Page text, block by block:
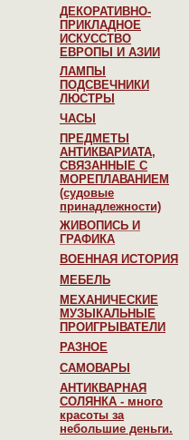
ДЕКОРАТИВНО-
ПРИКЛАДНОЕ
ИСКУССТВО
ЕВРОПЫ И АЗИИ
ЛАМПЫ
ПОДСВЕЧНИКИ
ЛЮСТРЫ
ЧАСЫ
ПРЕДМЕТЫ
АНТИКВАРИАТА,
СВЯЗАННЫЕ С
МОРЕПЛАВАНИЕМ
(судовые
принадлежности)
ЖИВОПИСЬ И
ГРАФИКА
ВОЕННАЯ ИСТОРИЯ
МЕБЕЛЬ
МЕХАНИЧЕСКИЕ
МУЗЫКАЛЬНЫЕ
ПРОИГРЫВАТЕЛИ
РАЗНОЕ
САМОВАРЫ
АНТИКВАРНАЯ
СОЛЯНКА - много
красоты за
небольшие деньги.